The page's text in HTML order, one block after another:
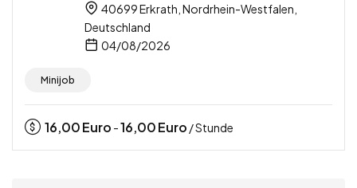
40699 Erkrath, Nordrhein-Westfalen,
Deutschland
04/08/2026
Minijob
16,00Euro -16,00Euro / Stunde